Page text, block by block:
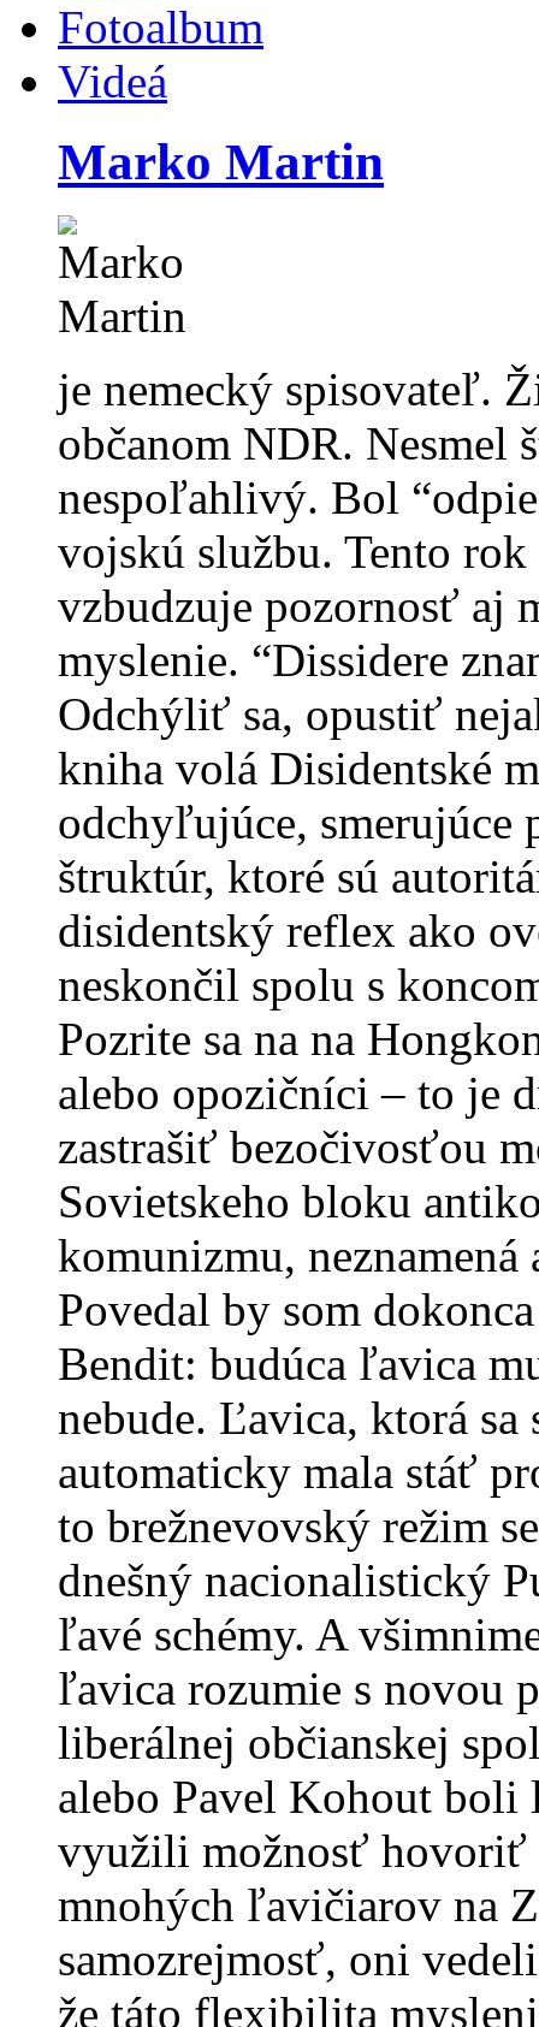
Fotoalbum
Videá
Marko Martin
je nemecký spisovateľ.
občanom NDR.
nespoľahlivý. Bol
vojskú službu. Tento
vzbudzuje pozornosť aj
myslenie. “Dissidere
Odchýliť sa, opustiť
kniha volá Disidentské
odchyľujúce, smerujúce
štruktúr, ktoré sú
disidentský reflex ako
neskončil spolu s
Pozrite sa na na
alebo opozičníci – to je
zastrašiť bezočivosťou
Sovietskeho bloku
komunizmu,
Povedal by som
Bendit: budúca ľavica
nebude. Ľavica, ktorá
automaticky mala stáť
to brežnevovský režim
dnešný nacionalistický
ľavé schémy. A
ľavica rozumie s novou
liberálnej občianskej
alebo Pavel Kohout
využili možnosť hovoriť
mnohých ľavičiarov na
samozrejmosť, oni
že táto flexibilita